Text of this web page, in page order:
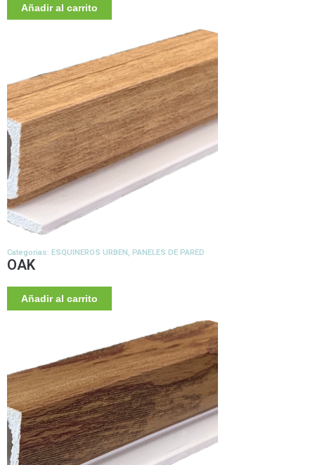
Añadir al carrito
Categorias: ESQUINEROS URBEN, PANELES DE PARED
OAK
Añadir al carrito